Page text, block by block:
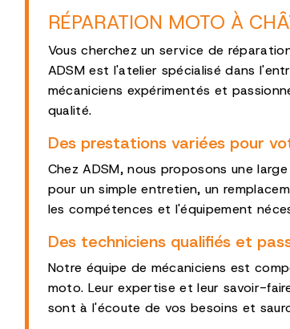
RÉPARATION MOTO À
Vous cherchez un service de
ADSM est l'atelier spécialisé dans
mécaniciens expérimentés et
qualité.
Des prestations variées pour
Chez ADSM, nous proposons une
pour un simple entretien, un
les compétences et l'équipement
Des techniciens qualifiés et
Notre équipe de mécaniciens est
moto. Leur expertise et leur savoir-
sont à l'écoute de vos besoins et